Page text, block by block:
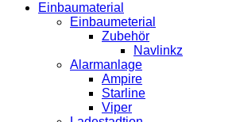
Einbaumaterial
Einbaumeterial
Zubehör
Navlinkz
Alarmanlage
Ampire
Starline
Viper